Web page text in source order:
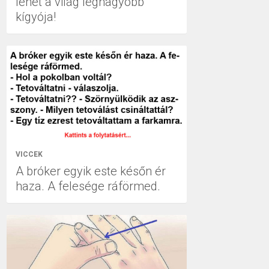
kígyója!
VICCEK
A bróker egyik este későn ér
haza. A felesége ráförmed.